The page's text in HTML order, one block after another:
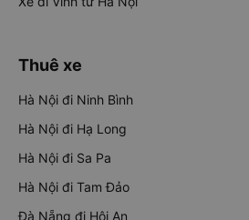
Thuê xe
Hà Nội đi Ninh Bình
Hà Nội đi Hạ Long
Hà Nội đi Sa Pa
Hà Nội đi Tam Đảo
Đà Nẵng đi Hội An